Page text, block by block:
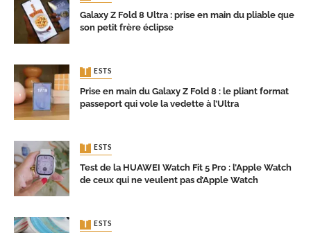
Galaxy Z Fold 8 Ultra : prise en main du pliable que
son petit frère éclipse
TESTS
Prise en main du Galaxy Z Fold 8 : le pliant format
passeport qui vole la vedette à l’Ultra
TESTS
Test de la HUAWEI Watch Fit 5 Pro : l’Apple Watch
de ceux qui ne veulent pas d’Apple Watch
TESTS